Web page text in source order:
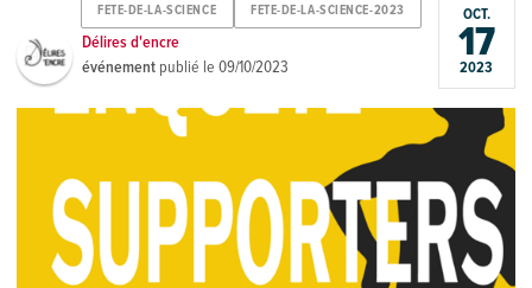
FETE-DE-LA-SCIENCE FETE-DE-LA-SCIENCE-2023
Délires d'encre
événement publié le09/10/2023
OCT.
17
2023